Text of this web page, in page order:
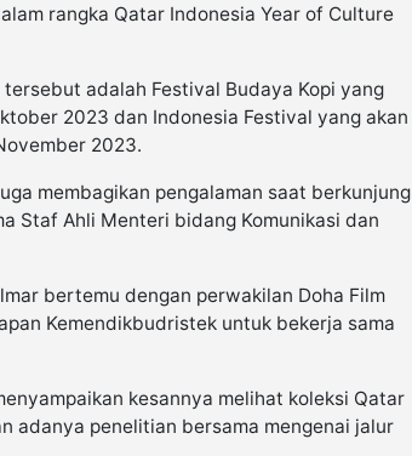
rangka Qatar Indonesia Year of Culture
adalah Festival Budaya Kopi yang
2023 dan Indonesia Festival yang akan
2023.
membagikan pengalaman saat berkunjung
Staf Ahli Menteri bidang Komunikasi dan
bertemu dengan perwakilan Doha Film
Kemendikbudristek untuk bekerja sama
kesannya melihat koleksi Qatar
adanya penelitian bersama mengenai jalur